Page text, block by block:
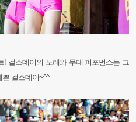
! 걸스데이의 노래와 무대 퍼포먼스는 그
걸스데이~^^